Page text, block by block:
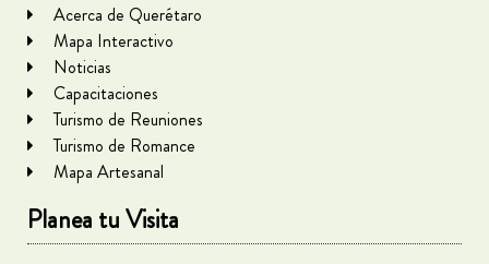
Acerca de Querétaro
Mapa Interactivo
Noticias
Capacitaciones
Turismo de Reuniones
Turismo de Romance
Mapa Artesanal
Planea tu Visita